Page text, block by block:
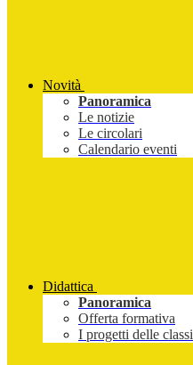
Novità
Panoramica
Le notizie
Le circolari
Calendario eventi
Didattica
Panoramica
Offerta formativa
I progetti delle classi